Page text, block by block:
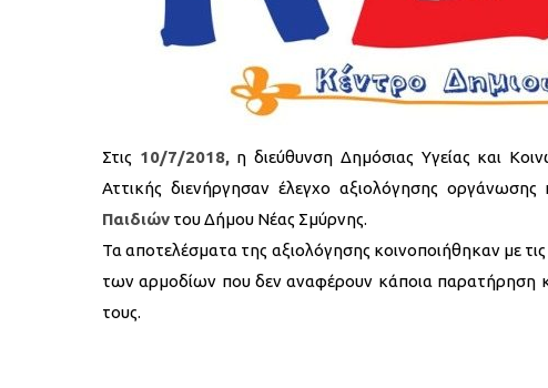
Στις 10/7/2018,η διεύθυνση Δημόσιας Υγείας και
Αττικής διενήργησαν έλεγχο αξιολόγησης οργάνωσης
Παιδιών του Δήμου Νέας Σμύρνης.
Τα αποτελέσματα της αξιολόγησης κοινοποιήθηκαν με
των αρμοδίων που δεν αναφέρουν κάποια παρατήρηση
τους.